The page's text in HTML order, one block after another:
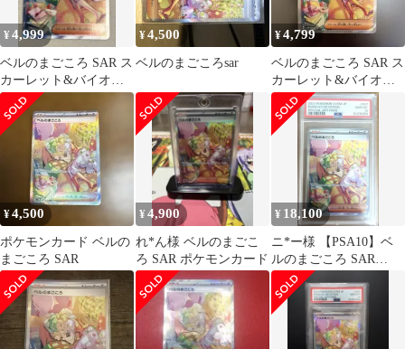
¥4,999
ベルのまごころ SAR ス
カーレット&バイオレ
ット 拡張パック サイバ
ージャッ…
¥4,500
ベルのまごころsar
¥4,799
ベルのまごころ SAR ス
カーレット&バイオレ
ット 拡張パック サイバ
ージャッ…
¥4,500
ポケモンカード ベルの
まごころ SAR
¥4,900
れ*ん様 ベルのまごこ
ろ SAR ポケモンカード
¥ 18,100
ニ*ー様 【PSA10】ベ
ルのまごころ SAR
097/071 ポケカ